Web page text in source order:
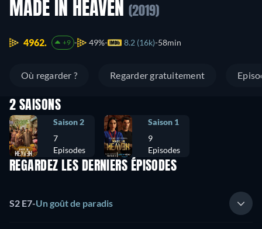
MADE IN HEAVEN (2019)
4962. +9 49% 8.2 (16k) 58min
Où regarder ? Regarder gratuitement
2 SAISONS
Saison 2
7
Episodes
Saison 1
9
Episodes
REGARDEZ LES DERNIERS ÉPISODES
S2 E7-Un goût de paradis